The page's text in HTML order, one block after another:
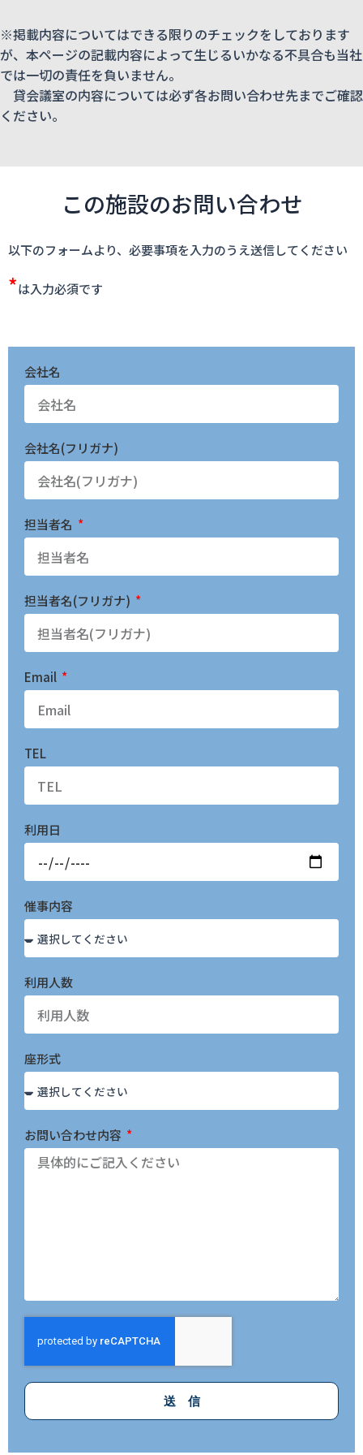
※掲載内容についてはできる限りのチェックをしております
が、本ページの記載内容によって生じるいかなる不具合も当社
では一切の責任を負いません。
貸会議室の内容については必ず各お問い合わせ先までご確認
ください。
この施設のお問い合わせ
以下のフォームより、必要事項を入力のうえ送信してください
*は入力必須です
会社名
会社名(フリガナ)
担当者名
担当者名(フリガナ)
Email
TEL
利用日
催事内容
利用人数
座形式
お問い合わせ内容
送 信